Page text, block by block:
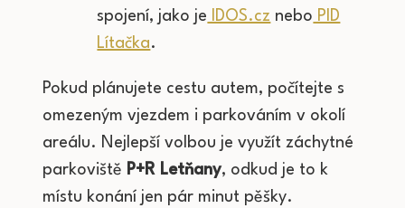
spojení, jako je IDOS.cz nebo PID
Lítačka.
Pokud plánujete cestu autem, počítejte s
omezeným vjezdem i parkováním v okolí
areálu. Nejlepší volbou je využít záchytné
parkoviště P+R Letňany, odkud je to k
místu konání jen pár minut pěšky.